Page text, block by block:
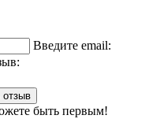
Введите email:
отзыв
быть первым!